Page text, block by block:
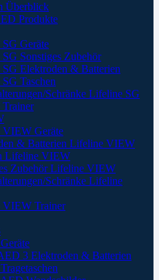
Überblick
Produkte
Geräte
Sonstiges Zubehör
Elektroden & Batterien
Taschen
Schränke Lifeline SG
Geräte
& Batterien Lifeline VIEW
Lifeline VIEW
Zubehör Lifeline VIEW
Schränke Lifeline
Trainer
3 Elektroden & Batterien